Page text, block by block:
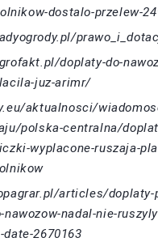
dostalo-przelew-
doplaty-do-
juz-arimr/
aktualnosci/
polska-centralna/
wyplacone-ruszaja-
articles/doplaty-
nadal-nie-
2670163